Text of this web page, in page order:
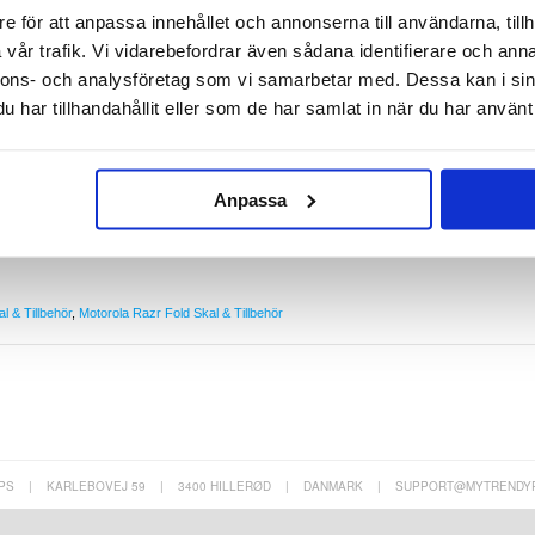
för att anpassa innehållet och annonserna till användarna,
trafik. Vi vidarebefordrar även sådana identifierare och
och analysföretag som vi samarbetar med. Dessa kan i
har tillhandahållit eller som de har samlat in när du har
Anpassa
till Motorola Razr Fold
är detta fodral för Motorola Razr Fold designat för att stå emot tidens prövning
Motorola Razr Fold perfekt och gör den även bekväm att använda och titta på tack vare
för Motorola Razr Fold
kameran
stöd för bekväm visning
magnetisk bilhållare (ingår ej)
metall
& Tillbehör, Motorola Razr Fold Skal & Tillbehör
| KARLEBOVEJ 59 | 3400 HILLERØD | DANMARK |